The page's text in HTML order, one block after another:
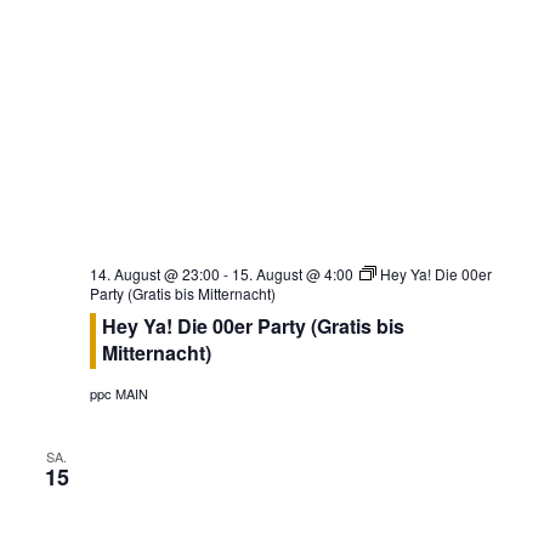
14. August @ 23:00 - 15. August @ 4:00
Hey Ya! Die 00er
Party (Gratis bis Mitternacht)
Hey Ya! Die 00er Party (Gratis bis
Mitternacht)
ppc MAIN
SA.
15